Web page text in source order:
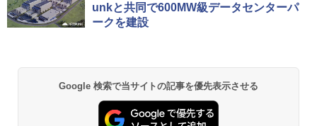
unkと共同で600MW級データセンターパ
ークを建設
Google 検索で当サイトの記事を優先表示させる